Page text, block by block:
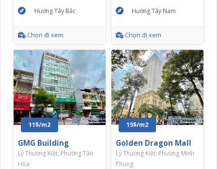
Hướng Tây Bắc
Chọn đi xem
Hướng Tây Nam
Chọn đi xem
11$/m2
GMG Building
Lý Thường Kiệt, Phường Tân
Hòa
15$/m2
Golden Dragon Mall
Lý Thường Kiệt, Phường Minh
Phụng